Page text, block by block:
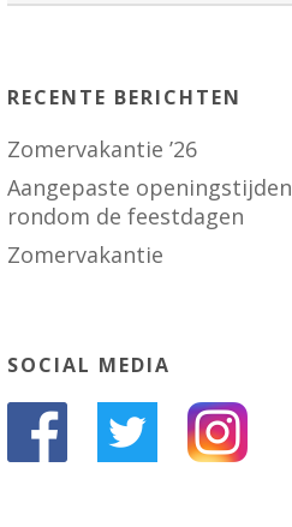
RECENTE BERICHTEN
Zomervakantie ’26
Aangepaste openingstijden
rondom de feestdagen
Zomervakantie
SOCIAL MEDIA